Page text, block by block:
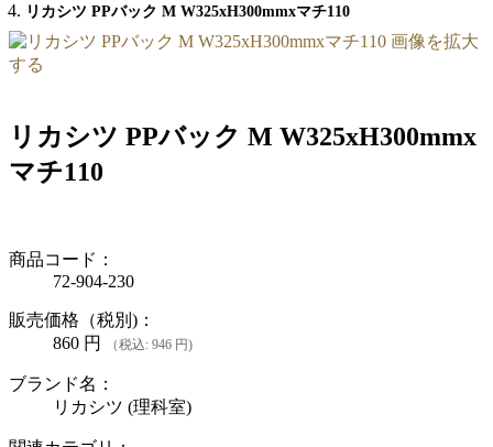
リカシツ PPバック M W325xH300mmxマチ110
画像を拡大
する
リカシツ PPバック M W325xH300mmx
マチ110
商品コード：
72-904-230
販売価格（税別)：
860 円 （税込: 946 円)
ブランド名：
リカシツ (理科室)